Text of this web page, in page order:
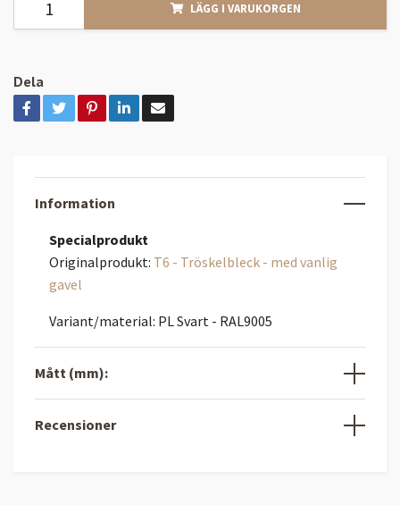
LÄGG I VARUKORGEN
Dela
Information
Specialprodukt
Originalprodukt: T6 - Tröskelbleck - med vanlig
gavel
Variant/material: PL Svart - RAL9005
Mått (mm):
Recensioner